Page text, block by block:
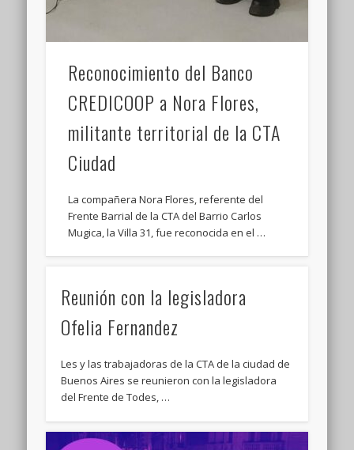
Reconocimiento del Banco
CREDICOOP a Nora Flores,
militante territorial de la CTA
Ciudad
La compañera Nora Flores, referente del
Frente Barrial de la CTA del Barrio Carlos
Mugica, la Villa 31, fue reconocida en el …
Reunión con la legisladora
Ofelia Fernandez
Les y las trabajadoras de la CTA de la ciudad de
Buenos Aires se reunieron con la legisladora
del Frente de Todes, …